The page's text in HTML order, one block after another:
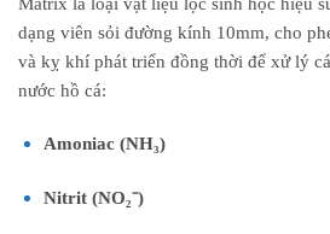
dạng viên sỏi đường kính 10mm, cho
và kỵ khí phát triển đồng thời để xử lý
nước hồ cá:
Amoniac (NH₃)
Nitrit (NO₂⁻)